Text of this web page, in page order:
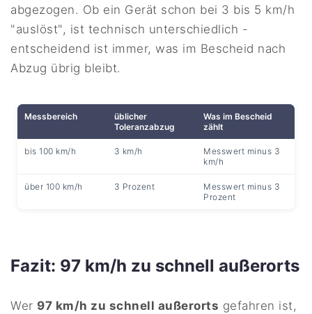
abgezogen. Ob ein Gerät schon bei 3 bis 5 km/h
"auslöst", ist technisch unterschiedlich -
entscheidend ist immer, was im Bescheid nach
Abzug übrig bleibt.
Messbereich
üblicher
Toleranzabzug
Was im Bescheid
zählt
bis 100 km/h 3 km/h
Messwert minus 3
km/h
über 100 km/h 3 Prozent
Messwert minus 3
Prozent
Fazit: 97 km/h zu schnell außerorts
Wer 97 km/h zu schnell außerorts gefahren ist,